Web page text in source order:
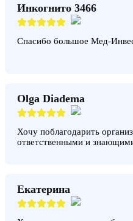
Инкогнито 3466
Спасибо большое Мед-
Olga Diadema
Хочу поблагодарить
ответственными и
Екатерина